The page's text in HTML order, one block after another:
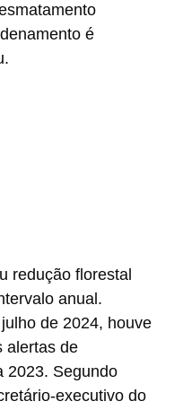
é
redução florestal
anual.
de 2024, houve
alertas de
2023. Segundo
executivo do